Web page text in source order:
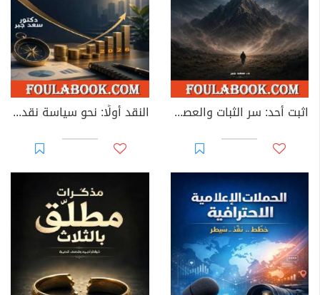
اثبت أُحد: سر الثبات والعصمة من الانتكاسات النقد أولًا: نحو سياسة نقدية تضمن بقاء ونمو المشاريع الصغيرة والمتوسطة